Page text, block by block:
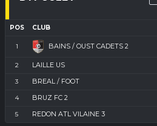
POS CLUB
1 BAINS / OUST CADETS 2
2 LAILLE US
3 BREAL / FOOT
4 BRUZ FC 2
5 REDON ATL VILAINE 3